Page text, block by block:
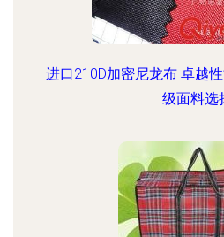
进口210D加密尼龙布 卓越
级面料选